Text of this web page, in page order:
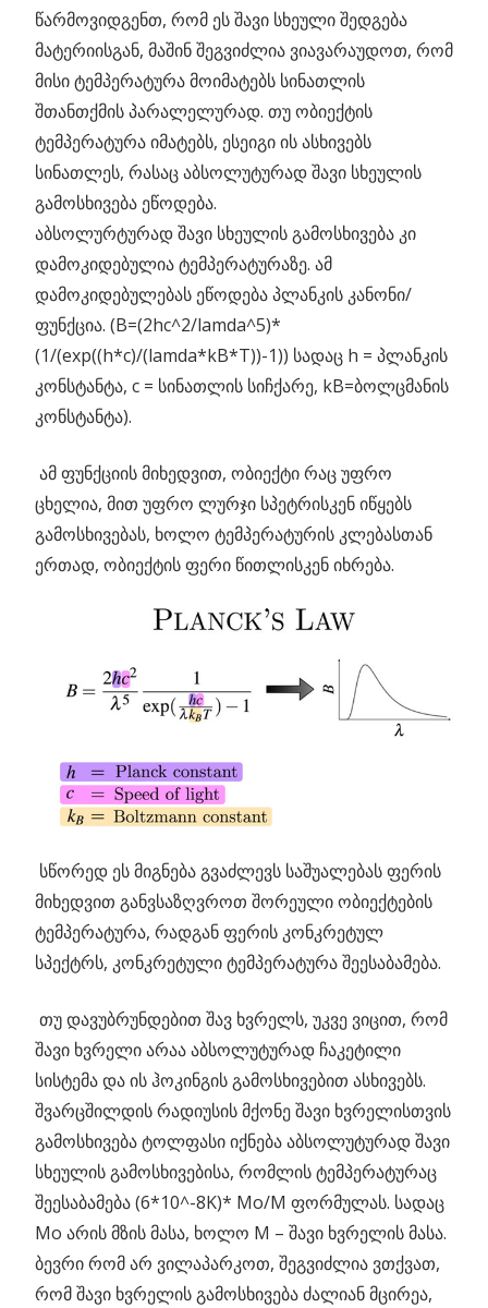
წარმოვიდგენთ, რომ ეს შავი სხეული შედგება
მატერიისგან, მაშინ შეგვიძლია ვიავარაუდოთ, რომ
მისი ტემპერატურა მოიმატებს სინათლის
შთანთქმის პარალელურად. თუ ობიექტის
ტემპერატურა იმატებს, ესეიგი ის ასხივებს
სინათლეს, რასაც აბსოლუტურად შავი სხეულის
გამოსხივება ეწოდება.
აბსოლურტურად შავი სხეულის გამოსხივება კი
დამოკიდებულია ტემპერატურაზე. ამ
დამოკიდებულებას ეწოდება პლანკის კანონი/
ფუნქცია. (B=(2hc^2/lamda^5)*
(1/(exp((h*c)/(lamda*kB*T))-1)) სადაც h = პლანკის
კონსტანტა, c = სინათლის სიჩქარე, kB=ბოლცმანის
კონსტანტა).
ამ ფუნქციის მიხედვით, ობიექტი რაც უფრო
ცხელია, მით უფრო ლურჯი სპეტრისკენ იწყებს
გამოსხივებას, ხოლო ტემპერატურის კლებასთან
ერთად, ობიექტის ფერი წითლისკენ იხრება.
სწორედ ეს მიგნება გვაძლევს საშუალებას ფერის
მიხედვით განვსაზღვროთ შორეული ობიექტების
ტემპერატურა, რადგან ფერის კონკრეტულ
სპექტრს, კონკრეტული ტემპერატურა შეესაბამება.
თუ დავუბრუნდებით შავ ხვრელს, უკვე ვიცით, რომ
შავი ხვრელი არაა აბსოლუტურად ჩაკეტილი
სისტემა და ის ჰოკინგის გამოსხივებით ასხივებს.
შვარცშილდის რადიუსის მქონე შავი ხვრელისთვის
გამოსხივება ტოლფასი იქნება აბსოლუტურად შავი
სხეულის გამოსხივებისა, რომლის ტემპერატურაც
შეესაბამება (6*10^-8K)* Mo/M ფორმულას. სადაც
Mo არის მზის მასა, ხოლო M – შავი ხვრელის მასა.
ბევრი რომ არ ვილაპარკოთ, შეგვიძლია ვთქვათ,
რომ შავი ხვრელის გამოსხივება ძალიან მცირეა,